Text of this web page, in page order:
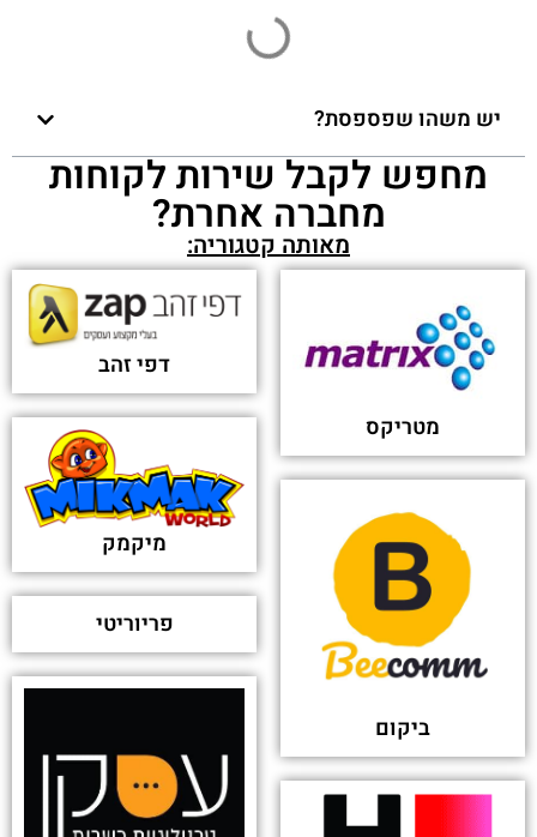
יש משהו שפספסת?
מחפש לקבל שירות לקוחות
מחברה אחרת?
מאותה קטגוריה:
מטריקס
דפי זהב
מיקמק
ביקום
פריוריטי